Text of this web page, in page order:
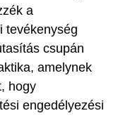
a
tevékenység
csupán
amelynek
hogy
engedélyezési